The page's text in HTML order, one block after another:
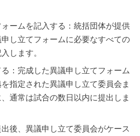
ームを記入する：統括団体が提供
し立てフォームに必要なすべての
します。
：完成した異議申し立てフォーム
指定された異議申し立て委員会ま
通常は試合の数日以内に提出しま
後、異議申し立て委員会がケース